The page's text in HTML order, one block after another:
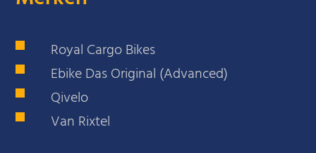
Royal Cargo Bikes
Ebike Das Original (Advanced)
Qivelo
Van Rixtel